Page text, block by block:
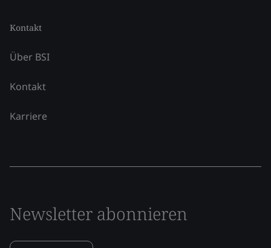
Kontakt
Über BSI
Kontakt
Karriere
Newsletter abonnieren